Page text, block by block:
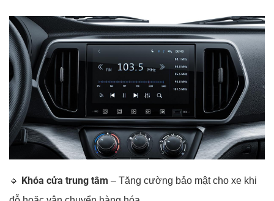
🔹 Khóa cửa trung tâm – Tăng cường bảo mật cho xe khi